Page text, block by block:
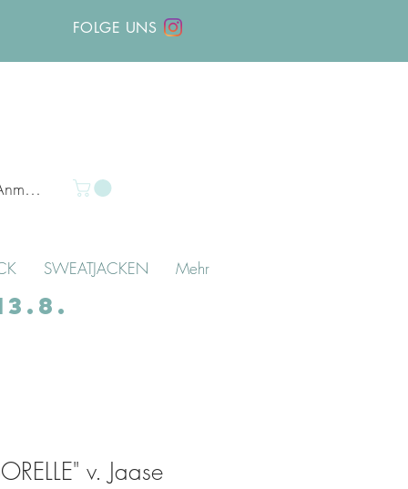
FOLGE UNS
SWEATJACKEN Mehr
v. Jaase